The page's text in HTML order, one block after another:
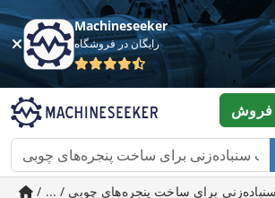
Machineseeker
رایگان در فروشگاه
فروش